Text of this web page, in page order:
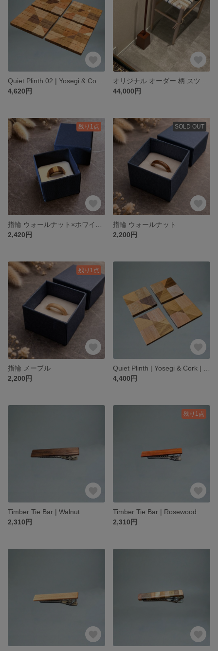
4,620円
44,000円
残り1点
2,420円
SOLD OUT
指輪 ウォールナット
2,200円
残り1点
指輪 メープル
2,200円
4,400円
Timber Tie Bar | Walnut
2,310円
残り1点
Timber Tie Bar | Rosewood
2,310円